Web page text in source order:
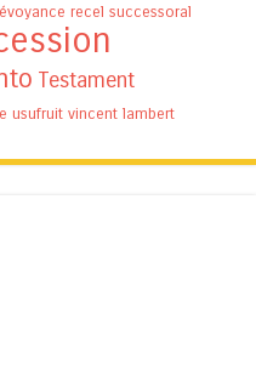
recel successoral
Testament
usufruit vincent lambert